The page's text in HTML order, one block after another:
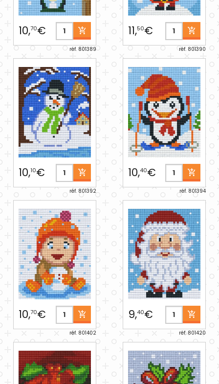
10,70€
réf. 801389
11,50€
réf. 801390
10,10€
réf. 801392
10,40€
réf. 801394
10,70€
réf. 801402
9,40€
réf. 801420